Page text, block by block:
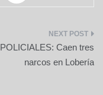
POLICIALES: Caen tres
narcos en Lobería